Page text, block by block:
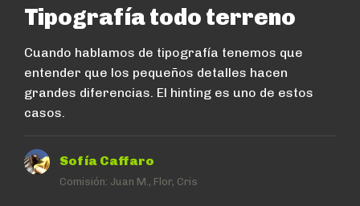
Tipografía todo terreno
Cuando hablamos de tipografía tenemos que
entender que los pequeños detalles hacen
grandes diferencias. El hinting es uno de estos
casos.
Sofía Caffaro
Comisión: Juan M., Flor, Cris